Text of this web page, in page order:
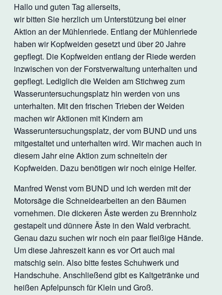
Hallo und guten Tag allerseits,
wir bitten Sie herzlich um Unterstützung bei einer
Aktion an der Mühlenriede. Entlang der Mühlenriede
haben wir Kopfweiden gesetzt und über 20 Jahre
gepflegt. Die Kopfweiden entlang der Riede werden
inzwischen von der Forstverwaltung unterhalten und
gepflegt. Lediglich die Weiden am Stichweg zum
Wasseruntersuchungsplatz hin werden von uns
unterhalten. Mit den frischen Trieben der Weiden
machen wir Aktionen mit Kindern am
Wasseruntersuchungsplatz, der vom BUND und uns
mitgestaltet und unterhalten wird. Wir machen auch in
diesem Jahr eine Aktion zum schneiteln der
Kopfweiden. Dazu benötigen wir noch einige Helfer.
Manfred Wenst vom BUND und ich werden mit der
Motorsäge die Schneidearbeiten an den Bäumen
vornehmen. Die dickeren Äste werden zu Brennholz
gestapelt und dünnere Äste in den Wald verbracht.
Genau dazu suchen wir noch ein paar fleißige Hände.
Um diese Jahreszeit kann es vor Ort auch mal
matschig sein. Also bitte festes Schuhwerk und
Handschuhe. Anschließend gibt es Kaltgetränke und
heißen Apfelpunsch für Klein und Groß.